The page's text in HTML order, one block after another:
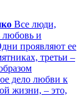
Все люди,
любовь и
проявляют ее
третьи –
дело любви к
жизни, – это,